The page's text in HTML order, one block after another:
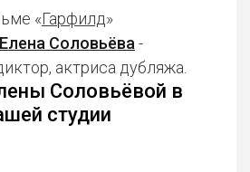
«Гарфилд»
Елена Соловьёва -
актриса дубляжа.
Соловьёвой в
студии